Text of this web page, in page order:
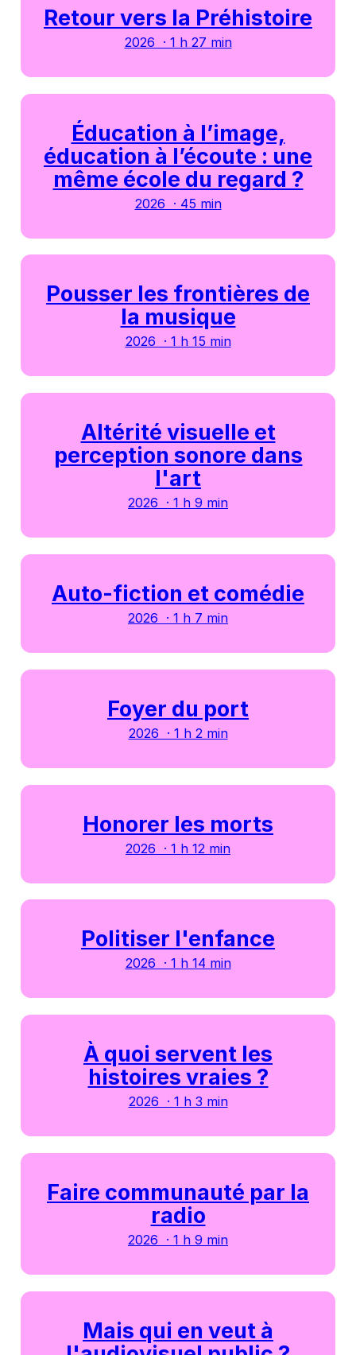
Retour vers la Préhistoire
2026 · 1 h 27 min
Éducation à l’image,
éducation à l’écoute : une
même école du regard ?
2026 · 45 min
Pousser les frontières de
la musique
2026 · 1 h 15 min
Altérité visuelle et
perception sonore dans
l'art
2026 · 1 h 9 min
Auto-fiction et comédie
2026 · 1 h 7 min
Foyer du port
2026 · 1 h 2 min
Honorer les morts
2026 · 1 h 12 min
Politiser l'enfance
2026 · 1 h 14 min
À quoi servent les
histoires vraies ?
2026 · 1 h 3 min
Faire communauté par la
radio
2026 · 1 h 9 min
Mais qui en veut à